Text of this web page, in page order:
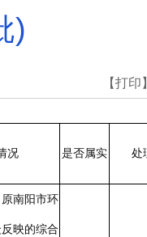
)
【打印】
况 是否属实 处
南阳市环
反映的综合